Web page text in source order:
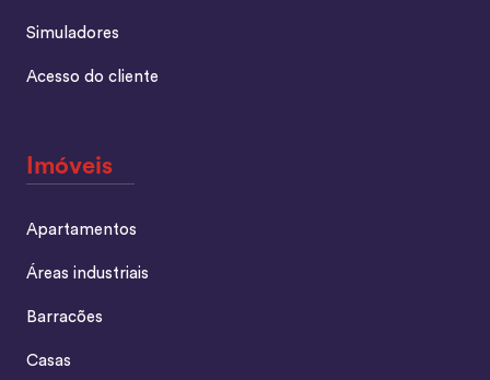
Simuladores
Acesso do cliente
Imóveis
Apartamentos
Áreas industriais
Barracões
Casas